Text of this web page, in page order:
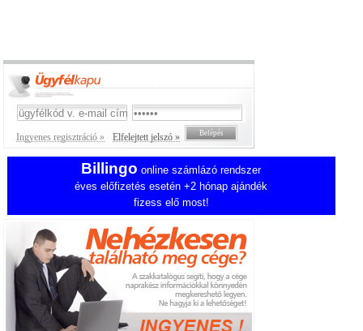
Ingyenes regisztráció » Elfelejtett jelszó »
Billingo online számlázó rendszer
éves előfizetés esetén +2 hónap ajándék
fizess elő most!